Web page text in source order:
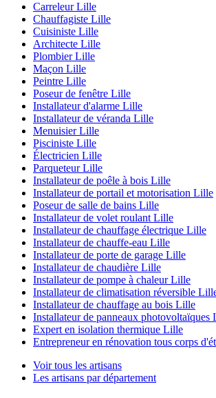
Carreleur Lille
Chauffagiste Lille
Cuisiniste Lille
Architecte Lille
Plombier Lille
Maçon Lille
Peintre Lille
Poseur de fenêtre Lille
Installateur d'alarme Lille
Installateur de véranda Lille
Menuisier Lille
Pisciniste Lille
Électricien Lille
Parqueteur Lille
Installateur de poêle à bois Lille
Installateur de portail et motorisation Lille
Poseur de salle de bains Lille
Installateur de volet roulant Lille
Installateur de chauffage électrique Lille
Installateur de chauffe-eau Lille
Installateur de porte de garage Lille
Installateur de chaudière Lille
Installateur de pompe à chaleur Lille
Installateur de climatisation réversible
Installateur de chauffage au bois Lille
Installateur de panneaux photovoltaïques
Expert en isolation thermique Lille
Entrepreneur en rénovation tous corps
Voir tous les artisans
Les artisans par département